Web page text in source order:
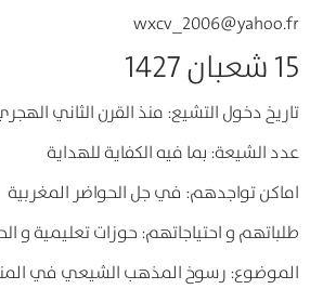
wxcv_2006@yahoo.fr
15 شعبان 1427
تاريخ دخول التشيع: منذ القرن الثاني
عدد الشيعة: بما فيه الكفاية للهداية
اماكن تواجدهم: في جل الحواضر المغربية
طلباتهم و احتياجاتهم: حوزات تعليمية و
الموضوع: رسوخ المذهب الشيعي في